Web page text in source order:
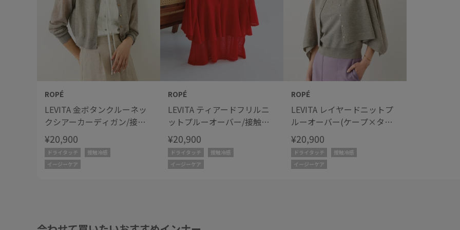
ROPÉ
LEVITA 金ボタンクルーネッ
クシアーカーディガン/接触
冷感・イージーケア
¥20,900
ドライタッチ
接触冷感
イージーケア
ROPÉ
LEVITA ティアードフリルニ
ットプルーオーバー/接触冷
感・イージーケア
¥20,900
ドライタッチ
接触冷感
イージーケア
ROPÉ
LEVITA レイヤードニットプ
ルーオーバー(ケープ×タン
クトップ)/接触冷感・イージ
ーケア
¥20,900
ドライタッチ
接触冷感
イージーケア